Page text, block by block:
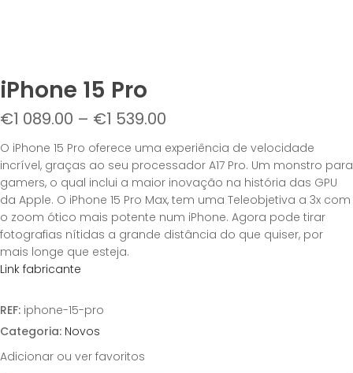
iPhone 15 Pro
€1 089.00 – €1 539.00
O iPhone 15 Pro oferece uma experiência de velocidade
incrível, graças ao seu processador A17 Pro. Um monstro para
gamers, o qual inclui a maior inovação na história das GPU
da Apple. O iPhone 15 Pro Max, tem uma Teleobjetiva a 3x com
o zoom ótico mais potente num iPhone. Agora pode tirar
fotografias nítidas a grande distância do que quiser, por
mais longe que esteja.
Link fabricante
REF: iphone-15-pro
Categoria: Novos
Adicionar ou ver favoritos